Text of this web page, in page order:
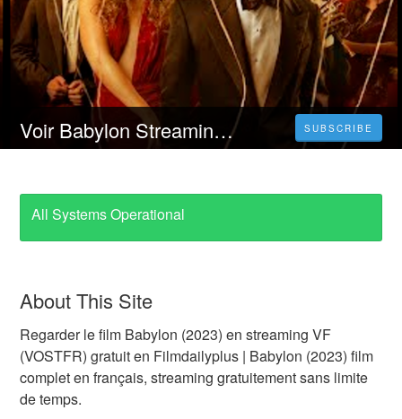
Voir Babylon Streaming VF | Film et VOSTFR en HD SUBSCRIBE
All Systems Operational
About This Site
Regarder le film Babylon (2023) en streaming VF
(VOSTFR) gratuit en Filmdailyplus | Babylon (2023) film
complet en français, streaming gratuitement sans limite
de temps.